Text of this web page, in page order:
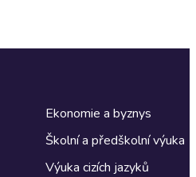
Ekonomie a byznys
Školní a předškolní výuka
Výuka cizích jazyků